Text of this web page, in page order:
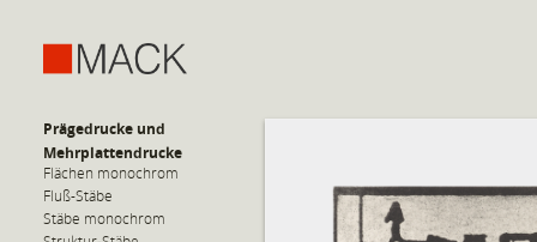
Prägedrucke und
Mehrplattendrucke
Flächen monochrom
Fluß-Stäbe
Stäbe monochrom